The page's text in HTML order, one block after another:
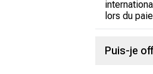
lors du
Puis-je